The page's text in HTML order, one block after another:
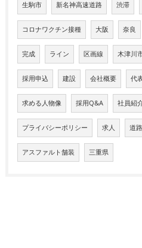
生駒市 新名神高速道路 渋滞
コロナワクチン接種 大阪 奈良
完成 ライン 区画線 木津川
採用申込 建設 会社概要 代
求める人物像 採用Q&A 社員紹
プライバシーポリシー 求人 道
アスファルト舗装 三重県